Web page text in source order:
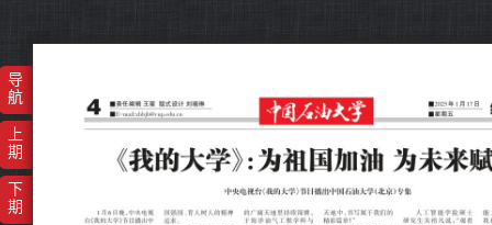
导
航
上
期
下
期